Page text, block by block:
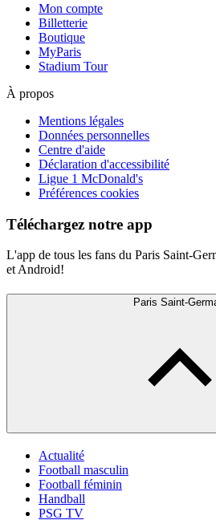
Mon compte
Billetterie
Boutique
MyParis
Stadium Tour
À propos
Mentions légales
Données personnelles
Centre d'aide
Déclaration d'accessibilité
Ligue 1 McDonald's
Préférences cookies
Téléchargez notre app
L'app de tous les fans du Paris Saint-
et Android!
Paris Saint-
Actualité
Football masculin
Football féminin
Handball
PSG TV